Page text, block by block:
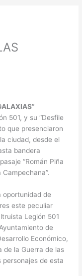
501, y su “Desfile
que presenciaron
ciudad, desde el
bandera
“Román Piña
Campechana”.
oportunidad de
este peculiar
Legión 501
de
Económico,
de la Guerra de las
personajes de esta